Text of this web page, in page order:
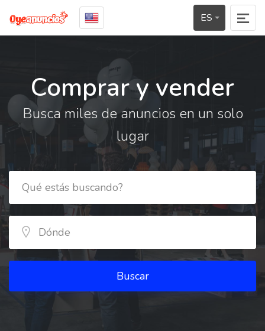
ES
Comprar y vender
Busca miles de anuncios en un solo
lugar
Buscar